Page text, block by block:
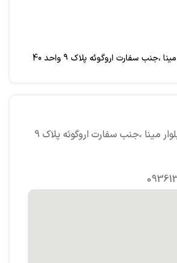
سفارت اروگوئه پلاک 9 واحد 40
آدرس:تهران ، خیابان جردن ، بلوار مینا ،جنب سفارت اروگوئه پلاک 9